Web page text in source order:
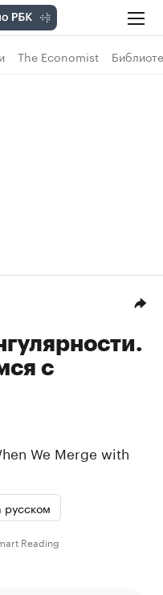
The Economist
с
We Merge with
русском
Reading